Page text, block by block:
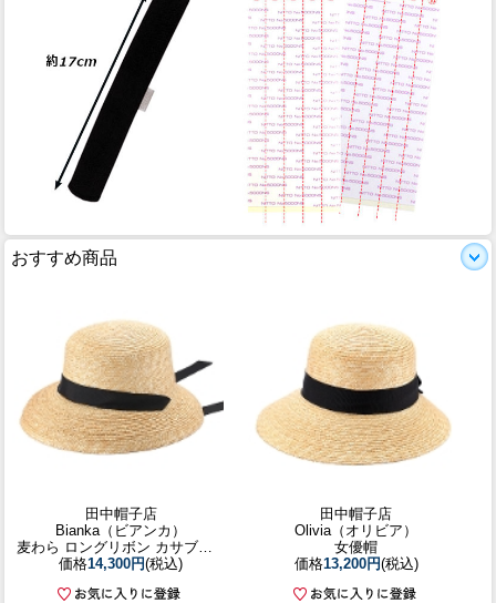
おすすめ商品
田中帽子店
Bianka（ビアンカ）
麦わら ロングリボン カサブランカ
価格14,300円(税込)
田中帽子店
Olivia（オリビア）
女優帽
価格13,200円(税込)